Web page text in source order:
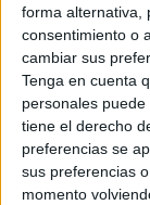
forma alternativa,
consentimiento o
cambiar sus
Tenga en cuenta
personales
tiene el derecho
preferencias se
sus preferencias
momento